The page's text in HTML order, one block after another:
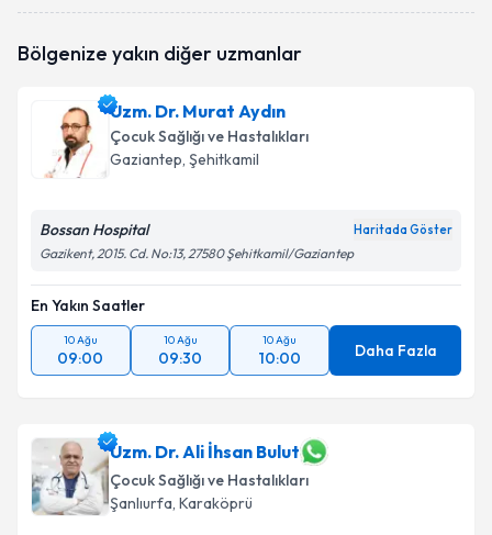
oluşturun. Size bu uzmandan randevu almanız için bir
E-posta Adresiniz
Kişisel verilerimin işlenmesine ilişkin
Aydınlatma
Metni'ni okudum ve kişisel verilerimin belirtilen
Takvim Talebini Gönder
Bölgenize yakın diğer uzmanlar
Uzm. Dr. Murat Aydın
Çocuk Sağlığı ve Hastalıkları
Gaziantep, Şehitkamil
Bossan Hospital Haritada Göster
Gazikent, 2015. Cd. No:13, 27580 Şehitkamil/Gaziantep
En Yakın Saatler
10 Ağu
09:00
10 Ağu
09:30
10 Ağu
10:00 Daha Fazla
Uzm. Dr. Ali İhsan Bulut
Çocuk Sağlığı ve Hastalıkları
Şanlıurfa, Karaköprü